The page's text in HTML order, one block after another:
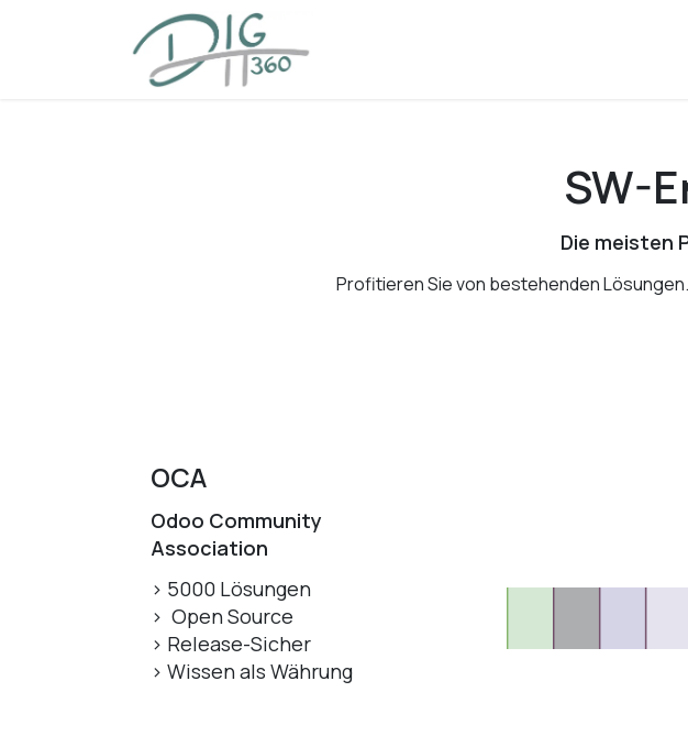
Zum Inhalt springen
SW-
Die meisten
Profitieren Sie von bestehenden
OCA
Odoo Community
Association
> 5000 Lösungen
> Open Source
> Release-Sicher
> Wissen als Währung